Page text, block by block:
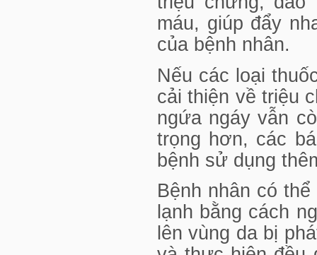
máu, giúp đẩy
của bệnh nhân.
Nếu các loại
cải thiện về triệu
ngứa ngáy vẫn
trọng hơn, các
bệnh sử dụng
Bệnh nhân có
lạnh bằng cách
lên vùng da bị